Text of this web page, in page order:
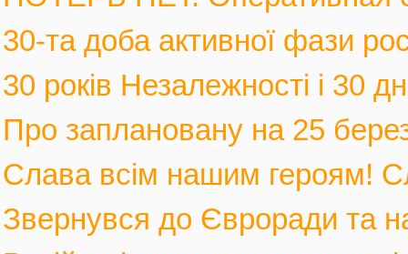
30-та доба активної фази
30 років Незалежності і 30
Про заплановану на 25
Слава всім нашим героям!
Звернувся до Євроради та